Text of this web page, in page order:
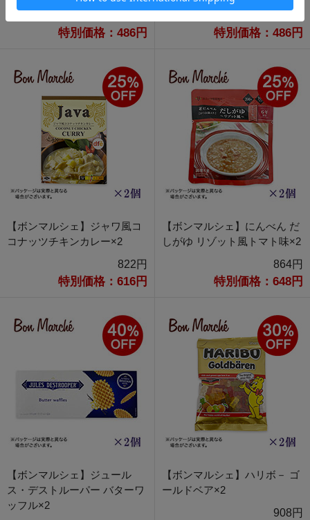
特別価格：486円 特別価格：486円
【ボンマルシェ】ジャワ風コ
コナッツチキンカレー×2
822円
特別価格：616円
【ボンマルシェ】にんべん だ
しがゆ リゾット風トマト味×2
864円
特別価格：648円
【ボンマルシェ】ジュール
ス・デストルーパー バターワ
ッフル×2
【ボンマルシェ】ハリボ－ ゴ
ールドベア×2
908円